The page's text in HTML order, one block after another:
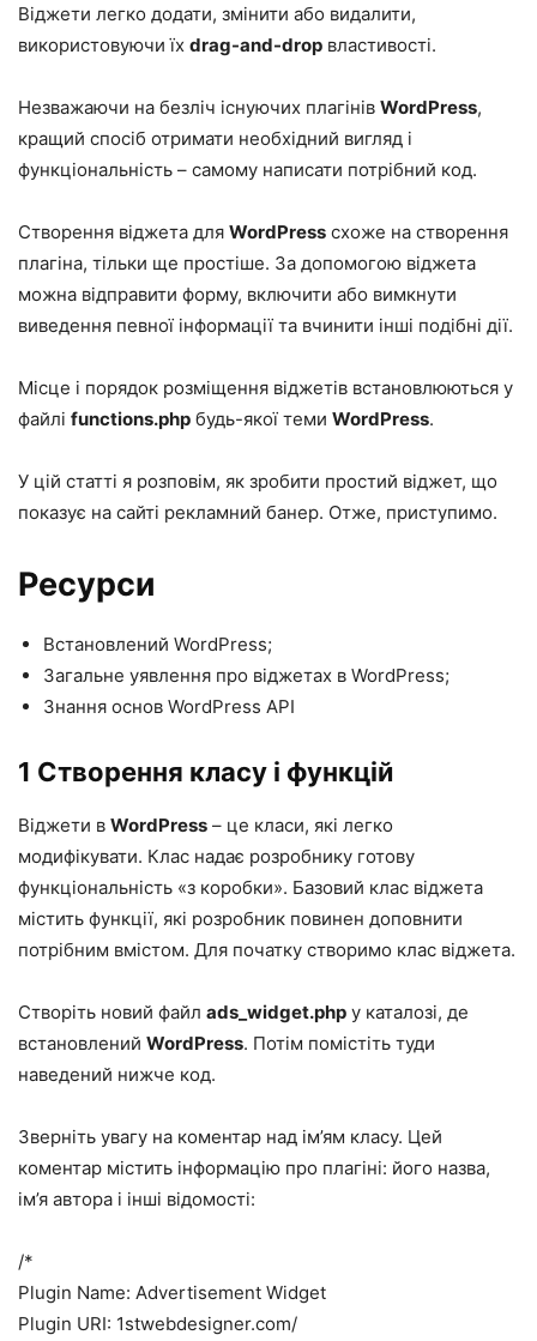
Віджети легко додати, змінити або видалити,
використовуючи їх drag-and-drop властивості.
Незважаючи на безліч існуючих плагінів WordPress,
кращий спосіб отримати необхідний вигляд і
функціональність – самому написати потрібний код.
Створення віджета для WordPress схоже на створення
плагіна, тільки ще простіше. За допомогою віджета
можна відправити форму, включити або вимкнути
виведення певної інформації та вчинити інші подібні дії.
Місце і порядок розміщення віджетів встановлюються у
файлі functions.php будь-якої теми WordPress.
У цій статті я розповім, як зробити простий віджет, що
показує на сайті рекламний банер. Отже, приступимо.
Ресурси
Встановлений WordPress;
Загальне уявлення про віджетах в WordPress;
Знання основ WordPress API
1 Створення класу і функцій
Віджети в WordPress – це класи, які легко
модифікувати. Клас надає розробнику готову
функціональність «з коробки». Базовий клас віджета
містить функції, які розробник повинен доповнити
потрібним вмістом. Для початку створимо клас віджета.
Створіть новий файл ads_widget.php у каталозі, де
встановлений WordPress. Потім помістіть туди
наведений нижче код.
Зверніть увагу на коментар над ім’ям класу. Цей
коментар містить інформацію про плагіні: його назва,
ім’я автора і інші відомості:
/*
Plugin Name: Advertisement Widget
Plugin URI: 1stwebdesigner.com/